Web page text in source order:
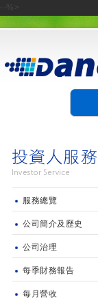
服務總覽
公司簡介及歷史
公司治理
每季財務報告
每月營收